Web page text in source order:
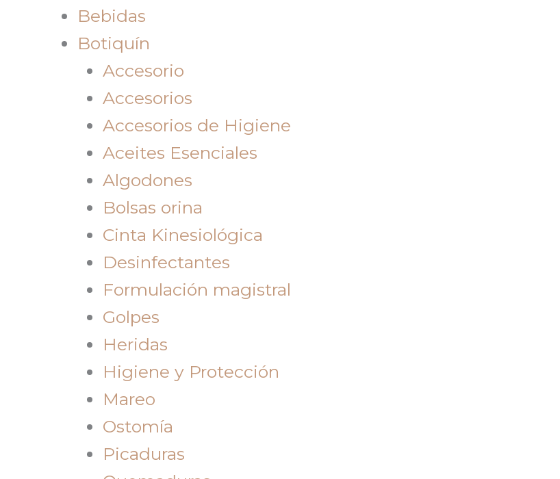
Bebidas
Botiquín
Accesorio
Accesorios
Accesorios de Higiene
Aceites Esenciales
Algodones
Bolsas orina
Cinta Kinesiológica
Desinfectantes
Formulación magistral
Golpes
Heridas
Higiene y Protección
Mareo
Ostomía
Picaduras